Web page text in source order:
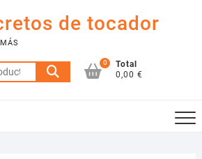
de tocador
Buscar
por:
0
Total
0,00 €